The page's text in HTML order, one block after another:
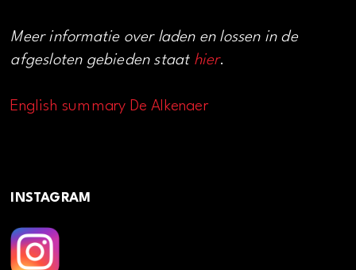
Meer informatie over laden en lossen in de
afgesloten gebieden staat hier.
English summary De Alkenaer
INSTAGRAM